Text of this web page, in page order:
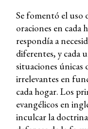
Se fomentó el uso
oraciones en cada
respondía a
diferentes, y cada
situaciones únicas
irrelevantes en
cada hogar. Los
evangélicos en
inculcar la